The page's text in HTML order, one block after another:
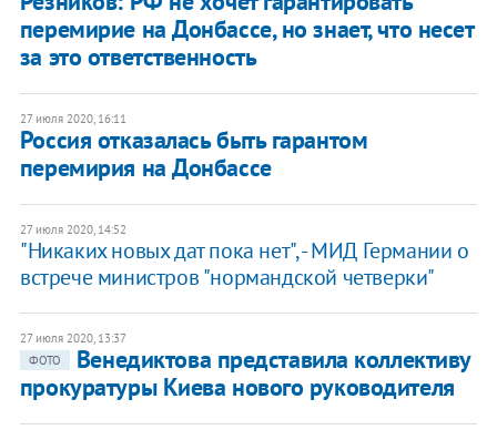
перемирие на Донбассе, но знает, что несет
за это ответственность
27 июля 2020, 16:11
Россия отказалась быть гарантом
перемирия на Донбассе
27 июля 2020, 14:52
"Никаких новых дат пока нет", - МИД Германии о
встрече министров "нормандской четверки"
27 июля 2020, 13:37
ФОТО
Венедиктова представила коллективу
прокуратуры Киева нового руководителя